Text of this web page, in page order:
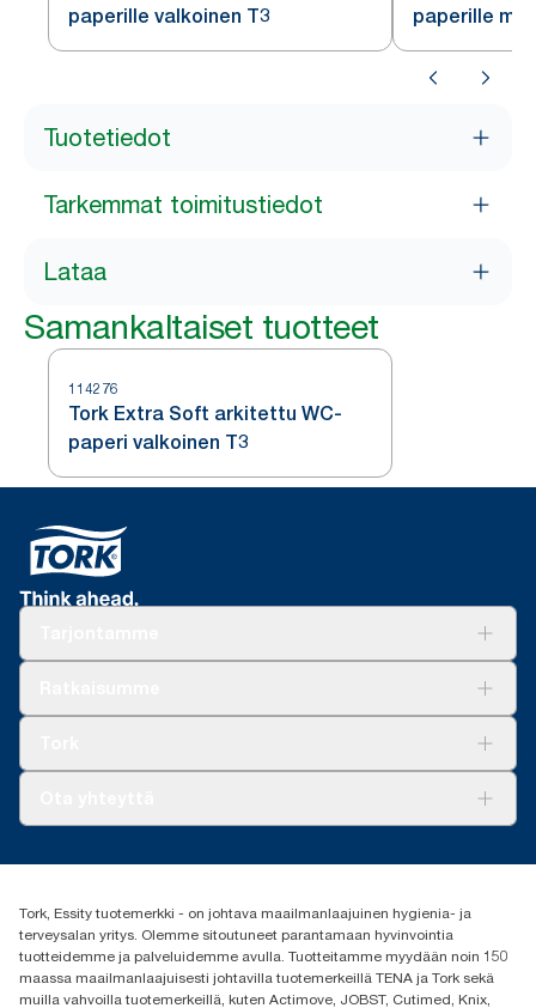
paperille valkoinen T3
paperille
Tuotetiedot
Tarkemmat toimitustiedot
Lataa
Samankaltaiset tuotteet
114276
Tork Extra Soft arkitettu WC-
paperi valkoinen T3
(+358) 9 5068 8222
Oy Essity Finland Ab
Revontulenkuja 1
02100 Espoo
Tork, Essity tuotemerkki - on johtava maailmanlaajuinen hygienia- ja
terveysalan yritys. Olemme sitoutuneet parantamaan hyvinvointia
tuotteidemme ja palveluidemme avulla. Tuotteitamme myydään noin 150
maassa maailmanlaajuisesti johtavilla tuotemerkeillä TENA ja Tork sekä
muilla vahvoilla tuotemerkeillä, kuten Actimove, JOBST, Cutimed, Knix,